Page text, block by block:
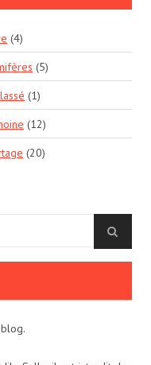
(4)
(5)
(1)
(12)
(20)